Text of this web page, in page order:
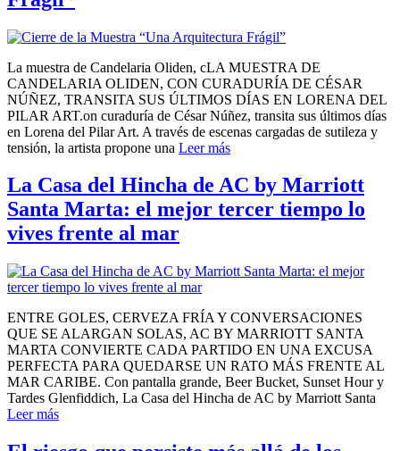
La muestra de Candelaria Oliden, cLA MUESTRA DE
CANDELARIA OLIDEN, CON CURADURÍA DE CÉSAR
NÚÑEZ, TRANSITA SUS ÚLTIMOS DÍAS EN LORENA DEL
PILAR ART.on curaduría de César Núñez, transita sus últimos días
en Lorena del Pilar Art. A través de escenas cargadas de sutileza y
tensión, la artista propone una Leer más
La Casa del Hincha de AC by Marriott
Santa Marta: el mejor tercer tiempo lo
vives frente al mar
ENTRE GOLES, CERVEZA FRÍA Y CONVERSACIONES
QUE SE ALARGAN SOLAS, AC BY MARRIOTT SANTA
MARTA CONVIERTE CADA PARTIDO EN UNA EXCUSA
PERFECTA PARA QUEDARSE UN RATO MÁS FRENTE AL
MAR CARIBE. Con pantalla grande, Beer Bucket, Sunset Hour y
Tardes Glenfiddich, La Casa del Hincha de AC by Marriott Santa
Leer más